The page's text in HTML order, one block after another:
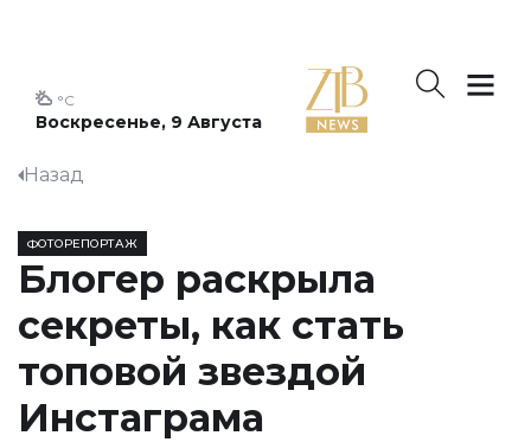
Воскресенье, 9 Августа
°C
Назад
ФОТОРЕПОРТАЖ
Блогер раскрыла
секреты, как стать
топовой звездой
Инстаграма